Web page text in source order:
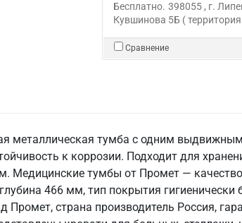
Бесплатно. 398055 , г.
Кувшинова 5Б (
Сравнение
металлическая тумба с одним
к коррозии. Подходит для
Медицинские тумбы от Промет —
466 мм, тип покрытия гигиенически
страна производитель Россия,